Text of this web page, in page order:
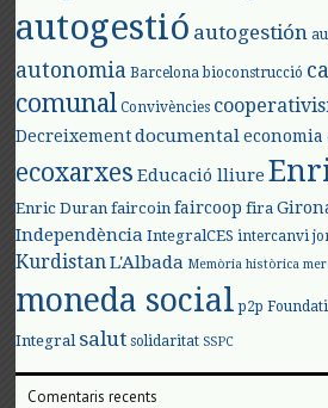
autogestió autogestión
autonomia Barcelona bioconstrucció
comunal Convivències
Decreixement documental economia
ecoxarxes Educació lliure
Enric Duran faircoin faircoop fira
Independència IntegralCES intercanvi
KurdistanL'Albada Memòria històrica
moneda social p2p
Integral salut solidaritat SSPC
Comentaris recents